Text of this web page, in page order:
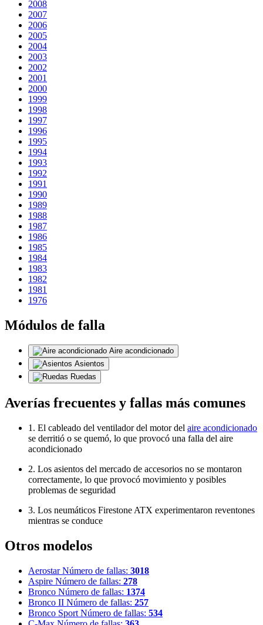
2008
2007
2006
2005
2004
2003
2002
2001
2000
1999
1998
1997
1996
1995
1994
1993
1992
1991
1990
1989
1988
1987
1986
1985
1984
1983
1982
1981
1976
Módulos de falla
Aire acondicionado
Asientos
Ruedas
Averías frecuentes y fallas más comunes
1. El cableado del ventilador del motor del aire acondicionado
se derritió o se quemó, lo que provocó una falla del aire
acondicionado
2. Los asientos del mercado de accesorios no se montaron
correctamente, lo que provocó movimiento y posibles
problemas de seguridad
3. Los neumáticos Firestone ATX experimentaron reventones
mientras se conduce
Otros modelos
Aerostar Número de fallas: 3018
Aspire Número de fallas: 278
Bronco Número de fallas: 1374
Bronco II Número de fallas: 257
Bronco Sport Número de fallas: 534